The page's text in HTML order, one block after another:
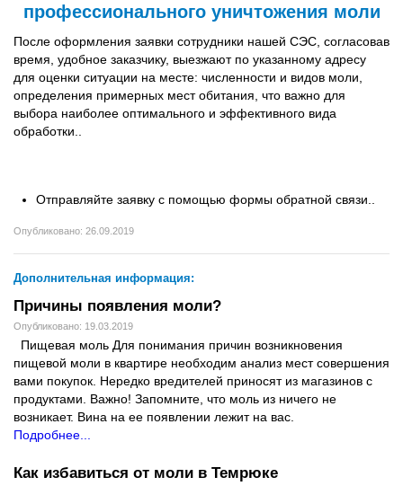
профессионального уничтожения моли
После оформления заявки сотрудники нашей СЭС, согласовав
время, удобное заказчику, выезжают по указанному адресу
для оценки ситуации на месте: численности и видов моли,
определения примерных мест обитания, что важно для
выбора наиболее оптимального и эффективного вида
обработки..
Отправляйте заявку с помощью формы обратной связи..
Опубликовано: 26.09.2019
Дополнительная информация:
Причины появления моли?
Опубликовано: 19.03.2019
Пищевая моль Для понимания причин возникновения
пищевой моли в квартире необходим анализ мест совершения
вами покупок. Нередко вредителей приносят из магазинов с
продуктами. Важно! Запомните, что моль из ничего не
возникает. Вина на ее появлении лежит на вас.
Подробнее...
Как избавиться от моли в Темрюке